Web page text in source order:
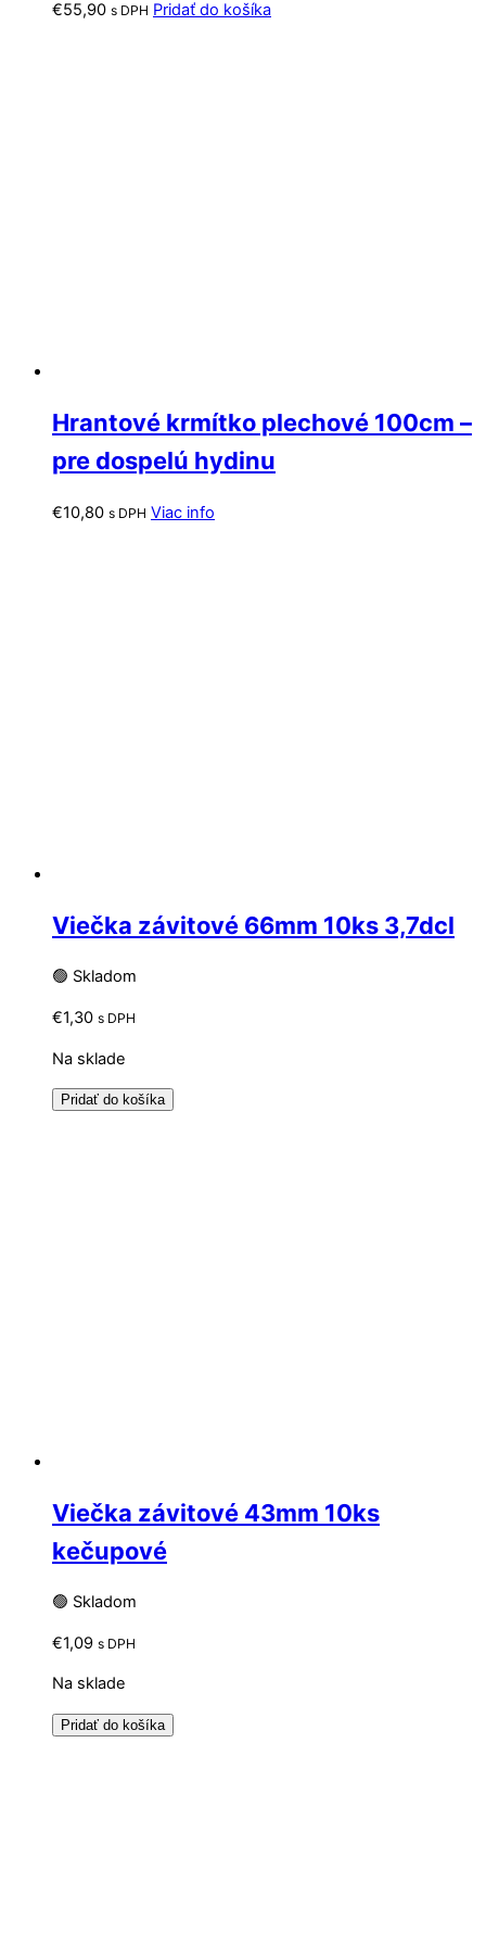
€55,90 s DPH Pridať do košíka
Hrantové krmítko plechové 100cm –
pre dospelú hydinu
€10,80 s DPH Viac info
Viečka závitové 66mm 10ks 3,7dcl
🟢 Skladom
€1,30 s DPH
Na sklade
Pridať do košíka
Viečka závitové 43mm 10ks
kečupové
🟢 Skladom
€1,09 s DPH
Na sklade
Pridať do košíka